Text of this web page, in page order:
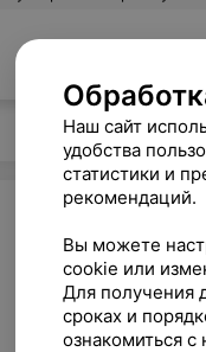
Наш сайт
удобства
статистики и
рекомендаций.
Вы можете
cookie или
Для получения
сроках и
ознакомиться с